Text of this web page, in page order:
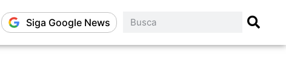
Siga Google News